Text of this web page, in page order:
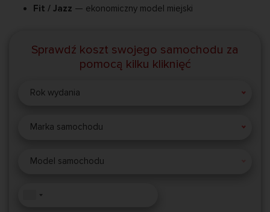
Fit / Jazz — ekonomiczny model miejski
Sprawdź koszt swojego samochodu za
pomocą kilku kliknięć
Rok wydania
Marka samochodu
Model samochodu